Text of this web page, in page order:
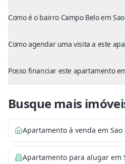
Como é o bairro Campo Belo em
Como agendar uma visita a este
Posso financiar este apartamento
Busque mais
Apartamento à venda em Sao
Apartamento para alugar em